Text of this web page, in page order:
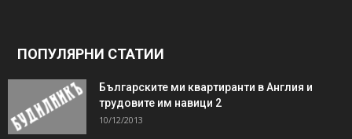
ПОПУЛЯРНИ СТАТИИ
Българските ми квартиранти в Англия и
трудовите им навици 2
10/12/2013